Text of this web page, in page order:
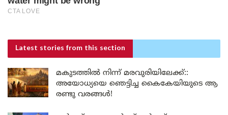
Latest stories from this section
മകുടത്തിൽ നിന്ന് മരവുരിയിലേക്ക്::
അയോധ്യയെ ഞെട്ടിച്ച കൈകേയിയുടെ ആ
രണ്ടു വരങ്ങൾ!